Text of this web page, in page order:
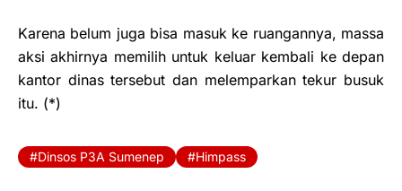
Karena belum juga bisa masuk ke ruangannya, massa
aksi akhirnya memilih untuk keluar kembali ke depan
kantor dinas tersebut dan melemparkan tekur busuk
itu. (*)
Dinsos P3A Sumenep Himpass